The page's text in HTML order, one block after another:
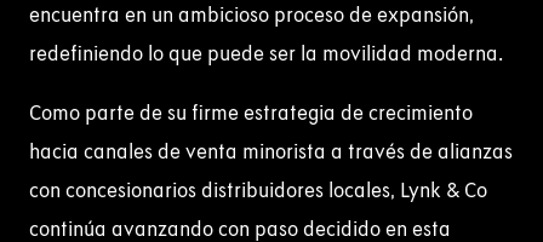
encuentra en un ambicioso proceso de expansión,
redefiniendo lo que puede ser la movilidad moderna.
Como parte de su firme estrategia de crecimiento
hacia canales de venta minorista a través de alianzas
con concesionarios distribuidores locales, Lynk & Co
continúa avanzando con paso decidido en esta